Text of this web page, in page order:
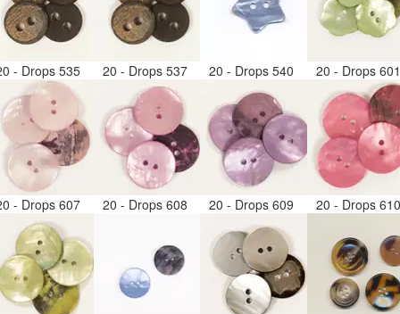
- Drops 535 20 - Drops 537 20 - Drops 540 20 - Drops
- Drops 607 20 - Drops 608 20 - Drops 609 20 - Drops